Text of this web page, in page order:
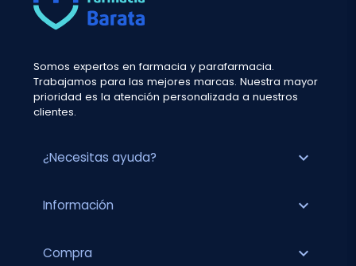
Somos expertos en farmacia y parafarmacia.
Trabajamos para las mejores marcas. Nuestra mayor
prioridad es la atención personalizada a nuestros
clientes.
¿Necesitas ayuda? expand_more
Información expand_more
Compra expand_more